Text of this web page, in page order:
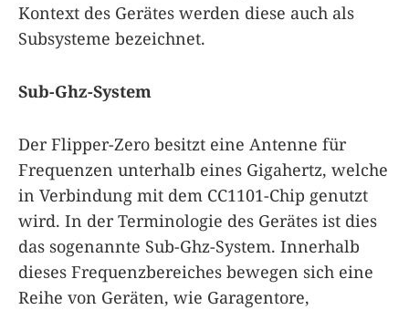
Kontext des Gerätes werden diese auch als
Subsysteme bezeichnet.
Sub-Ghz-System
Der Flipper-Zero besitzt eine Antenne für
Frequenzen unterhalb eines Gigahertz, welche
in Verbindung mit dem CC1101-Chip genutzt
wird. In der Terminologie des Gerätes ist dies
das sogenannte Sub-Ghz-System. Innerhalb
dieses Frequenzbereiches bewegen sich eine
Reihe von Geräten, wie Garagentore,